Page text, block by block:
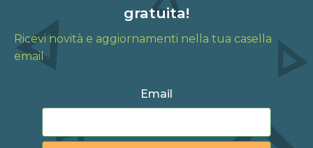
gratuita!
Ricevi novità e aggiornamenti nella tua casella
email
Email